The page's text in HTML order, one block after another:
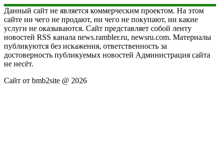
Данный сайт не является коммерческим проектом. На этом
сайте ни чего не продают, ни чего не покупают, ни какие
услуги не оказываются. Сайт представляет собой ленту
новостей RSS канала news.rambler.ru, newsru.com. Материалы
публикуются без искажения, ответственность за
достоверность публикуемых новостей Администрация сайта
не несёт.
Сайт от bmb2site @ 2026